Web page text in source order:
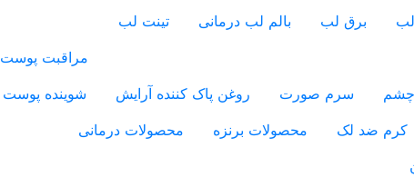
برق لب بالم لب درمانی
تینت لب
مراقبت پوست
سرم صورت روغن پاک کننده آرایش
شوینده پوست
کرم ضد لک محصولات برنزه
محصولات درمانی